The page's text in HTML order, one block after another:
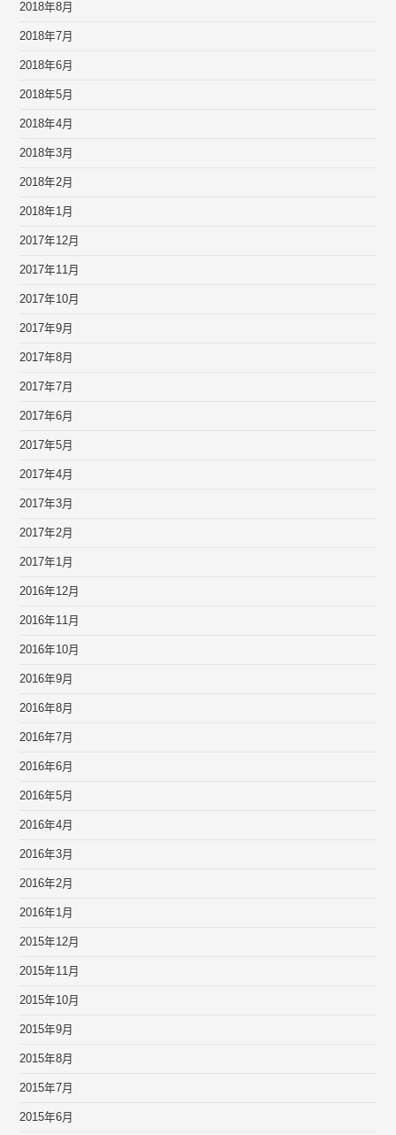
2018年8月
2018年7月
2018年6月
2018年5月
2018年4月
2018年3月
2018年2月
2018年1月
2017年12月
2017年11月
2017年10月
2017年9月
2017年8月
2017年7月
2017年6月
2017年5月
2017年4月
2017年3月
2017年2月
2017年1月
2016年12月
2016年11月
2016年10月
2016年9月
2016年8月
2016年7月
2016年6月
2016年5月
2016年4月
2016年3月
2016年2月
2016年1月
2015年12月
2015年11月
2015年10月
2015年9月
2015年8月
2015年7月
2015年6月